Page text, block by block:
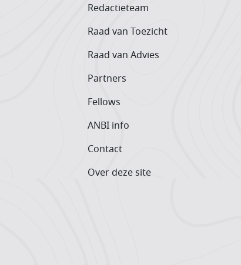
Redactieteam
Raad van Toezicht
Raad van Advies
Partners
Fellows
ANBI info
Contact
Over deze site